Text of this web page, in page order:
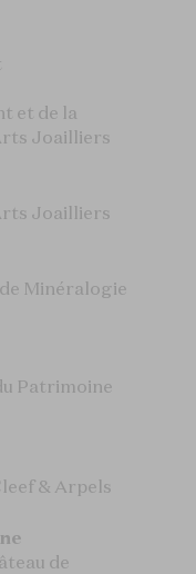
et de la
Joailliers
Joailliers
Minéralogie
Patrimoine
& Arpels
de